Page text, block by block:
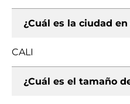
¿Cuál es la ciudad
CALI
¿Cuál es el tamaño